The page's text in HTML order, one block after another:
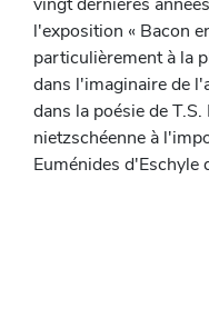
l'exposition « Bacon
particulièrement à la
dans l'imaginaire de
dans la poésie de
nietzschéenne à
Euménides d'Eschyle